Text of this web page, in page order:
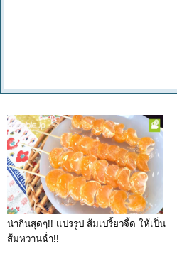
น่ากินสุดๆ!! แปรรูป ส้มเปรี้ยวจี้ด ให้เป็น
ส้มหวานฉ่ำ!!